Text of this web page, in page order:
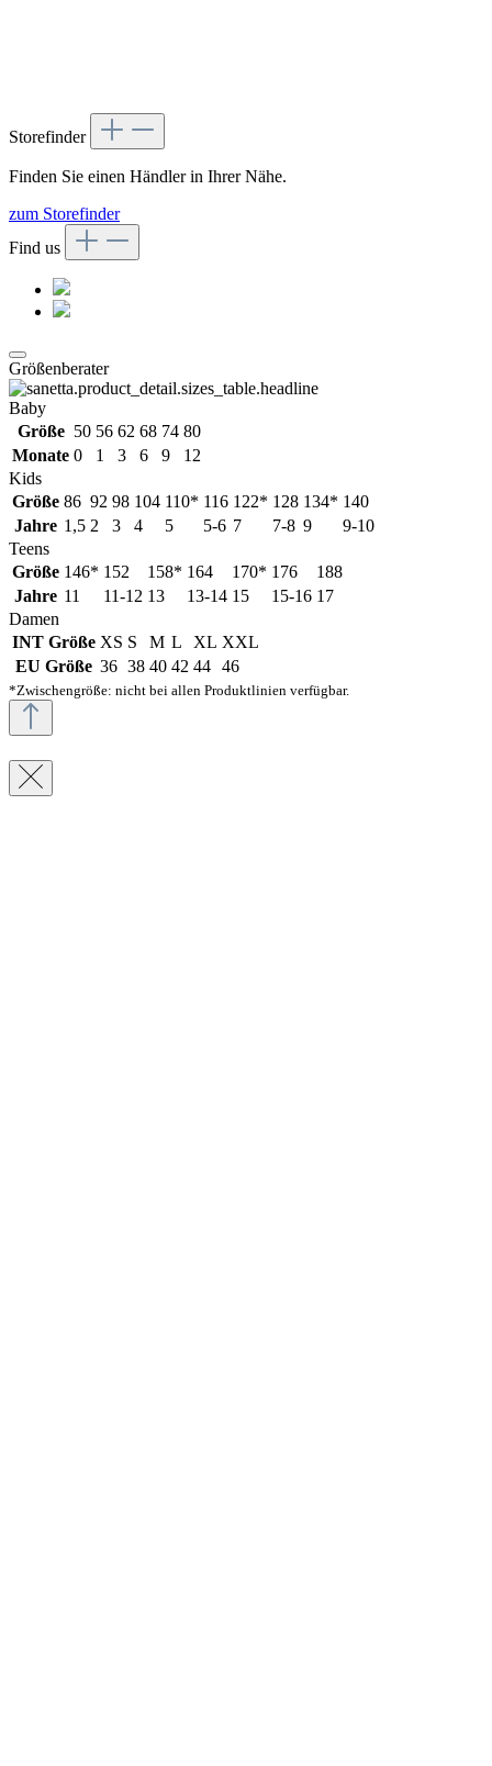
Storefinder
Finden Sie einen Händler in Ihrer Nähe.
zum Storefinder
Find us
Größenberater
Baby
Größe 50 56 62 68 74 80
Monate 0 1 3 6 9
12
Kids
Größe 86 92 98 104 110* 116 122* 128 134* 140
Jahre 1,5 2 3 4 5 5-6 7 7-8 9
9-10
Teens
Größe 146* 152 158* 164 170* 176
188
Jahre 11 11-12 13 13-14 15 15-16 17
Damen
INT Größe XS S M L XL XXL
EU Größe 36 38 40 42 44 46
*Zwischengröße: nicht bei allen Produktlinien verfügbar.